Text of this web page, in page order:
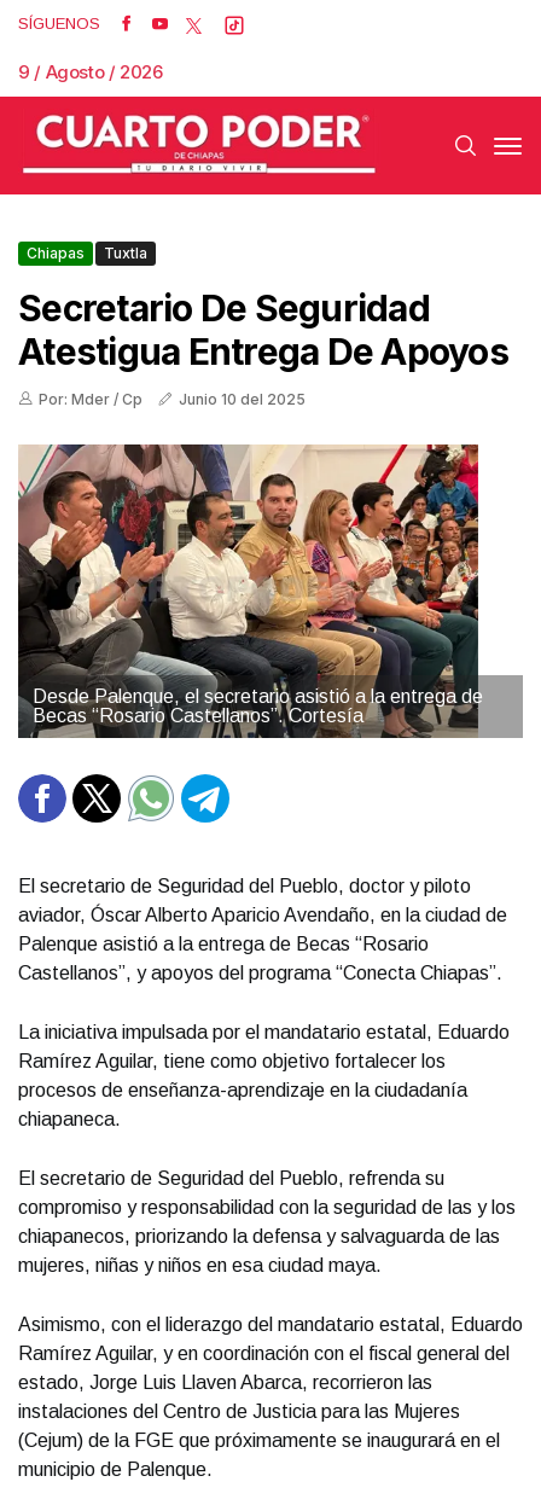
SÍGUENOS
9 / Agosto / 2026
Chiapas Tuxtla
Secretario De Seguridad
Atestigua Entrega De Apoyos
Por: Mder / Cp Junio 10 del 2025
Desde Palenque, el secretario asistió a la entrega de
Becas “Rosario Castellanos”. Cortesía
El secretario de Seguridad del Pueblo, doctor y piloto
aviador, Óscar Alberto Aparicio Avendaño, en la ciudad de
Palenque asistió a la entrega de Becas “Rosario
Castellanos”, y apoyos del programa “Conecta Chiapas”.
La iniciativa impulsada por el mandatario estatal, Eduardo
Ramírez Aguilar, tiene como objetivo fortalecer los
procesos de enseñanza-aprendizaje en la ciudadanía
chiapaneca.
El secretario de Seguridad del Pueblo, refrenda su
compromiso y responsabilidad con la seguridad de las y los
chiapanecos, priorizando la defensa y salvaguarda de las
mujeres, niñas y niños en esa ciudad maya.
Asimismo, con el liderazgo del mandatario estatal, Eduardo
Ramírez Aguilar, y en coordinación con el fiscal general del
estado, Jorge Luis Llaven Abarca, recorrieron las
instalaciones del Centro de Justicia para las Mujeres
(Cejum) de la FGE que próximamente se inaugurará en el
municipio de Palenque.